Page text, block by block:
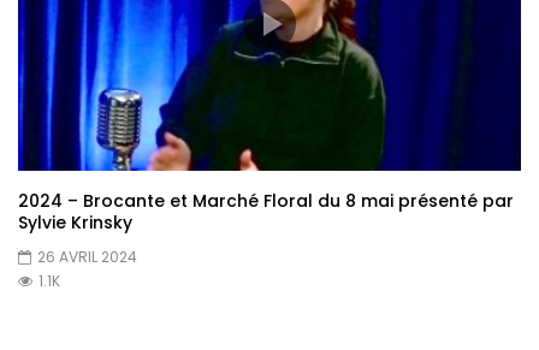
2024 – Brocante et Marché Floral du 8 mai présenté par
Sylvie Krinsky
26 AVRIL 2024
1.1K